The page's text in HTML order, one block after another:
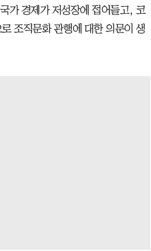
가 경제가 저성장에 접어들고, 코
조직문화 관행에 대한 의문이 생